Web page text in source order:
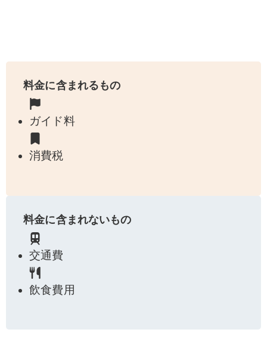
料金に含まれるもの
ガイド料
消費税
料金に含まれないもの
交通費
飲食費用